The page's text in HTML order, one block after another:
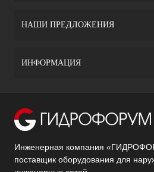
НАШИ ПРЕДЛОЖЕНИЯ
ИНФОРМАЦИЯ
Инженерная компания
поставщик оборудования для